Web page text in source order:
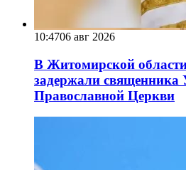
10:4706 авг 2026
В Житомирской
задержали священника
Православной Церкви